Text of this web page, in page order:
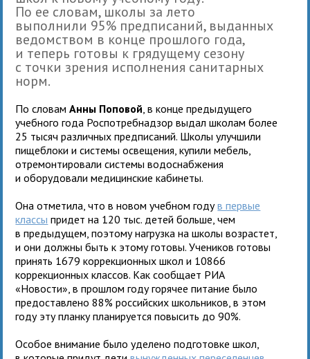
По ее словам, школы за лето
выполнили 95% предписаний, выданных
ведомством в конце прошлого года,
и теперь готовы к грядущему сезону
с точки зрения исполнения санитарных
норм.
По словамАнны Поповой , в конце предыдущего
учебного года Роспотребнадзор выдал школам более
25 тысяч различных предписаний. Школы улучшили
пищеблоки и системы освещения, купили мебель,
отремонтировали системы водоснабжения
и оборудовали медицинские кабинеты.
Она отметила, что в новом учебном годув первые
классы придет на 120 тыс. детей больше, чем
в предыдущем, поэтому нагрузка на школы возрастет,
и они должны быть к этому готовы. Учеников готовы
принять 1679 коррекционных школ и 10866
коррекционных классов. Как сообщает РИА
«Новости», в прошлом году горячее питание было
предоставлено 88% российских школьников, в этом
году эту планку планируется повысить до 90%.
Особое внимание было уделено подготовке школ,